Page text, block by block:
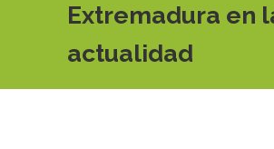
Extremadura en
actualidad